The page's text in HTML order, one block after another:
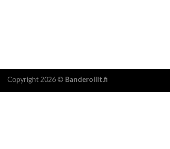
Copyright 2026 © Banderollit.fi